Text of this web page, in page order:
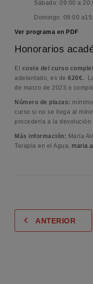
Sábado: 09:00 a
Domingo: 09:00
Ver programa en PDF
Honorarios
El coste del curso
adelantado, es de 620€.
de marzo de 2023 o
Número de plazas:
curso si no se llega al
procedería a la devolución
Más información: María
Terapia en el Agua,
ANTERIOR